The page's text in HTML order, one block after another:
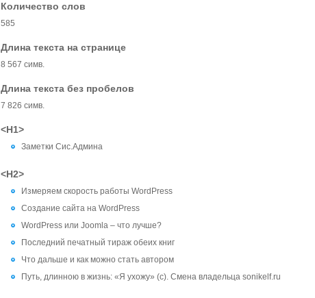
Количество слов
585
Длина текста на странице
8 567 симв.
Длина текста без пробелов
7 826 симв.
<H1>
Заметки Сис.Админа
<H2>
Измеряем скорость работы WordPress
Создание сайта на WordPress
WordPress или Joomla – что лучше?
Последний печатный тираж обеих книг
Что дальше и как можно стать автором
Путь, длинною в жизнь: «Я ухожу» (c). Смена владельца sonikelf.ru